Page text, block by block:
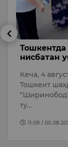
Тошкентда
нисбатан
Кеча, 4
Тошкент
ту…
11:09 /